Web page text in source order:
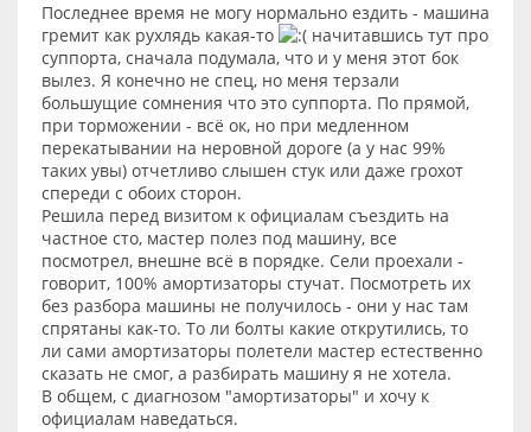
Последнее время не могу нормально ездить - машина
гремит как рухлядь какая-то
начитавшись тут про
суппорта, сначала подумала, что и у меня этот бок
вылез. Я конечно не спец, но меня терзали
большущие сомнения что это суппорта. По прямой,
при торможении - всё ок, но при медленном
перекатывании на неровной дороге (а у нас 99%
таких увы) отчетливо слышен стук или даже грохот
спереди с обоих сторон.
Решила перед визитом к официалам съездить на
частное сто, мастер полез под машину, все
посмотрел, внешне всё в порядке. Сели проехали -
говорит, 100% амортизаторы стучат. Посмотреть их
без разбора машины не получилось - они у нас там
спрятаны как-то. То ли болты какие открутились, то
ли сами амортизаторы полетели мастер естественно
сказать не смог, а разбирать машину я не хотела.
В общем, с диагнозом "амортизаторы" и хочу к
официалам наведаться.